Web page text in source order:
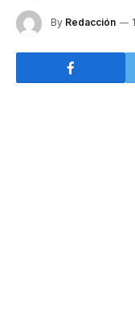
By Redacción